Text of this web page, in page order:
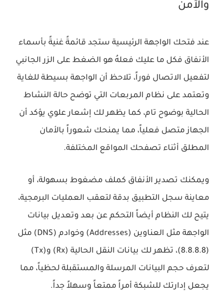
والآمن
عند فتحك الواجهة الرئيسية ستجد قائمةً غنيةً بأسماء
الأنفاق فكل ما عليك فعلهُ هو الضغط على الزر الجانبي
لتفعيل الاتصال فوراً، تلاحظ أن الواجهة بسيطة للغاية
وتعتمد على نظام المربعات التي توضح حالة النشاط
الحالية بوضوح تام، كما يظهر لك إشعار علوي يؤكد أن
الجهاز متصل فعلياً، مما يمنحك شعوراً بالأمان
المطلق أثناء تصفحك المواقع المختلفة.
ويمكنك تصدير الأنفاق كملف مضغوط بسهولة، أو
معاينة سجل التطبيق بدقة لتعقب العمليات البرمجية،
يتيح لك النظام أيضاً التحكم عن بعد وتعديل بيانات
الواجهة مثل العناوين (Addresses) وخوادم (DNS) مثل
(8.8.8.8)، تظهر لك بيانات النقل الحالية (Rx) و(Tx)
لتعرف حجم البيانات المرسلة والمستقبلة لحظياً، مما
يجعل إدارتك للشبكة أمراً ممتعاً وسهلاً جداً.